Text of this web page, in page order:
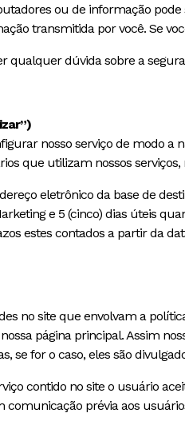
ou de informação
transmitida por você. Se
qualquer dúvida sobre a
nosso serviço de modo
que utilizam nossos
eletrônico da base de
e 5 (cinco) dias úteis
estes contados a partir da
no site que envolvam a
página principal. Assim
se for o caso, eles são
contido no site o usuário
comunicação prévia aos